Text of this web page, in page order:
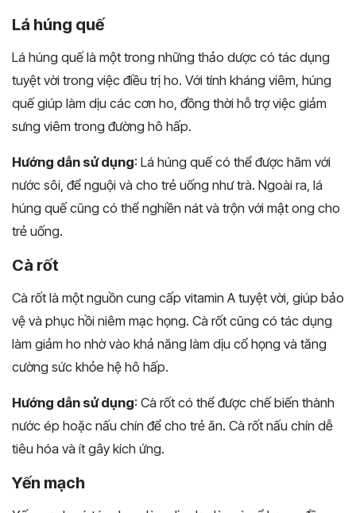
Lá húng quế
Lá húng quế là một trong những thảo dược có tác dụng
tuyệt vời trong việc điều trị ho. Với tính kháng viêm, húng
quế giúp làm dịu các cơn ho, đồng thời hỗ trợ việc giảm
sưng viêm trong đường hô hấp.
Hướng dẫn sử dụng: Lá húng quế có thể được hãm với
nước sôi, để nguội và cho trẻ uống như trà. Ngoài ra, lá
húng quế cũng có thể nghiền nát và trộn với mật ong cho
trẻ uống.
Cà rốt
Cà rốt là một nguồn cung cấp vitamin A tuyệt vời, giúp bảo
vệ và phục hồi niêm mạc họng. Cà rốt cũng có tác dụng
làm giảm ho nhờ vào khả năng làm dịu cổ họng và tăng
cường sức khỏe hệ hô hấp.
Hướng dẫn sử dụng: Cà rốt có thể được chế biến thành
nước ép hoặc nấu chín để cho trẻ ăn. Cà rốt nấu chín dễ
tiêu hóa và ít gây kích ứng.
Yến mạch